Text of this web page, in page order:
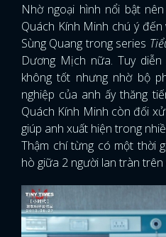
Nhờ ngoại hình nổi bật
Quách Kính Minh chú ý
Sùng Quang trong series
Dương Mịch nữa. Tuy
không tốt nhưng nhờ bộ
nghiệp của anh ấy thăng
Quách Kính Minh còn đối
giúp anh xuất hiện trong
Thậm chí từng có một thời
hò giữa 2 người lan tràn trên